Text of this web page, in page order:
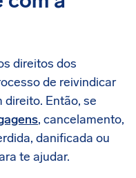
direitos dos
de reivindicar
direito. Então, se
, cancelamento,
danificada ou
te ajudar.